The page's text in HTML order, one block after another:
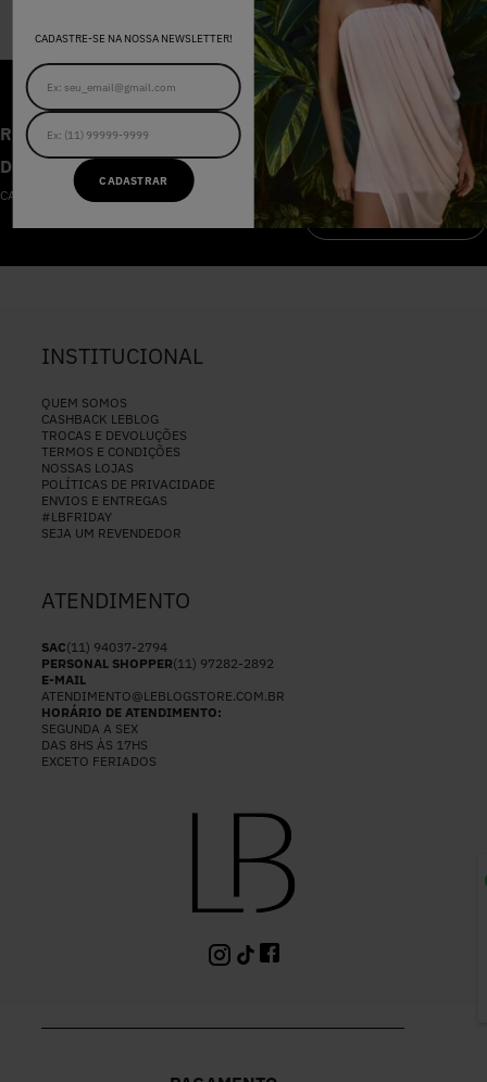
CADASTRE-SE NA NOSSA NEWSLETTER!
CADASTRAR
RECEBA AS NOVIDADES E
DESCONTOS IMPERDÍVEIS
CADASTRE-SE NA NOSSA NEWSLETTER
CADASTRAR
INSTITUCIONAL
QUEM SOMOS
CASHBACK LEBLOG
TROCAS E DEVOLUÇÕES
TERMOS E CONDIÇÕES
NOSSAS LOJAS
POLÍTICAS DE PRIVACIDADE
ENVIOS E ENTREGAS
#LBFRIDAY
SEJA UM REVENDEDOR
ATENDIMENTO
SAC(11) 94037-2794
PERSONAL SHOPPER(11) 97282-2892
E-MAIL
ATENDIMENTO@LEBLOGSTORE.COM.BR
HORÁRIO DE ATENDIMENTO:
SEGUNDA A SEX
DAS 8HS ÀS 17HS
EXCETO FERIADOS